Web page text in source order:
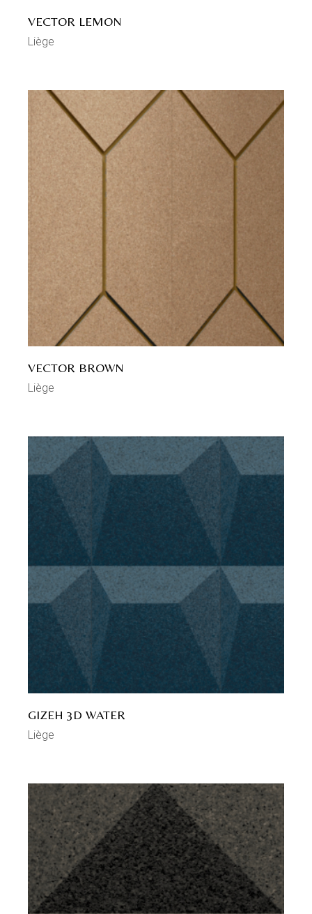
VECTOR LEMON
Liège
VECTOR BROWN
Liège
GIZEH 3D WATER
Liège